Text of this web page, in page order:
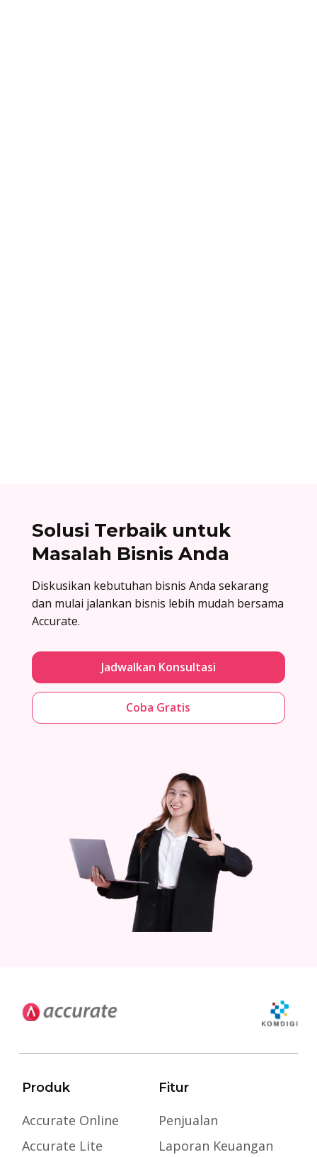
Solusi Terbaik untuk
Masalah Bisnis Anda
Diskusikan kebutuhan bisnis Anda sekarang
dan mulai jalankan bisnis lebih mudah bersama
Accurate.
Jadwalkan Konsultasi
Coba Gratis
Produk
Accurate Online
Accurate Lite
Fitur
Penjualan
Laporan Keuangan